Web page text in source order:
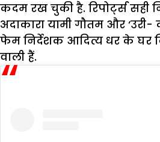
कदम रख चुकी है. रिपोर्ट्स सही
अदाकारा यामी गौतम और
फेम निर्देशक आदित्य धर के घर
वाली हैं.